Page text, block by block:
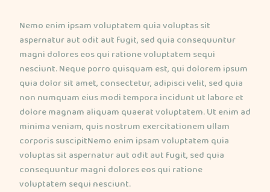
Nemo enim ipsam voluptatem quia voluptas sit
aspernatur aut odit aut fugit, sed quia consequuntur
magni dolores eos qui ratione voluptatem sequi
nesciunt. Neque porro quisquam est, qui dolorem ipsum
quia dolor sit amet, consectetur, adipisci velit, sed quia
non numquam eius modi tempora incidunt ut labore et
dolore magnam aliquam quaerat voluptatem. Ut enim ad
minima veniam, quis nostrum exercitationem ullam
corporis suscipitNemo enim ipsam voluptatem quia
voluptas sit aspernatur aut odit aut fugit, sed quia
consequuntur magni dolores eos qui ratione
voluptatem sequi nesciunt.